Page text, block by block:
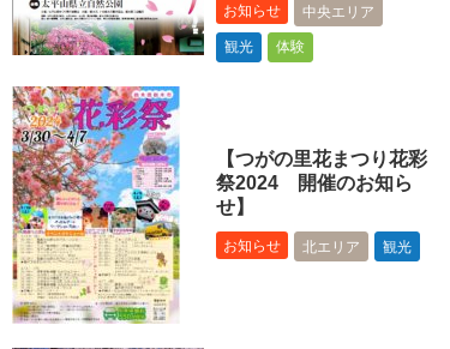
お知らせ 中央エリア
観光 体験
【つがの里花まつり花彩
祭2024 開催のお知ら
せ】
お知らせ 北エリア 観光